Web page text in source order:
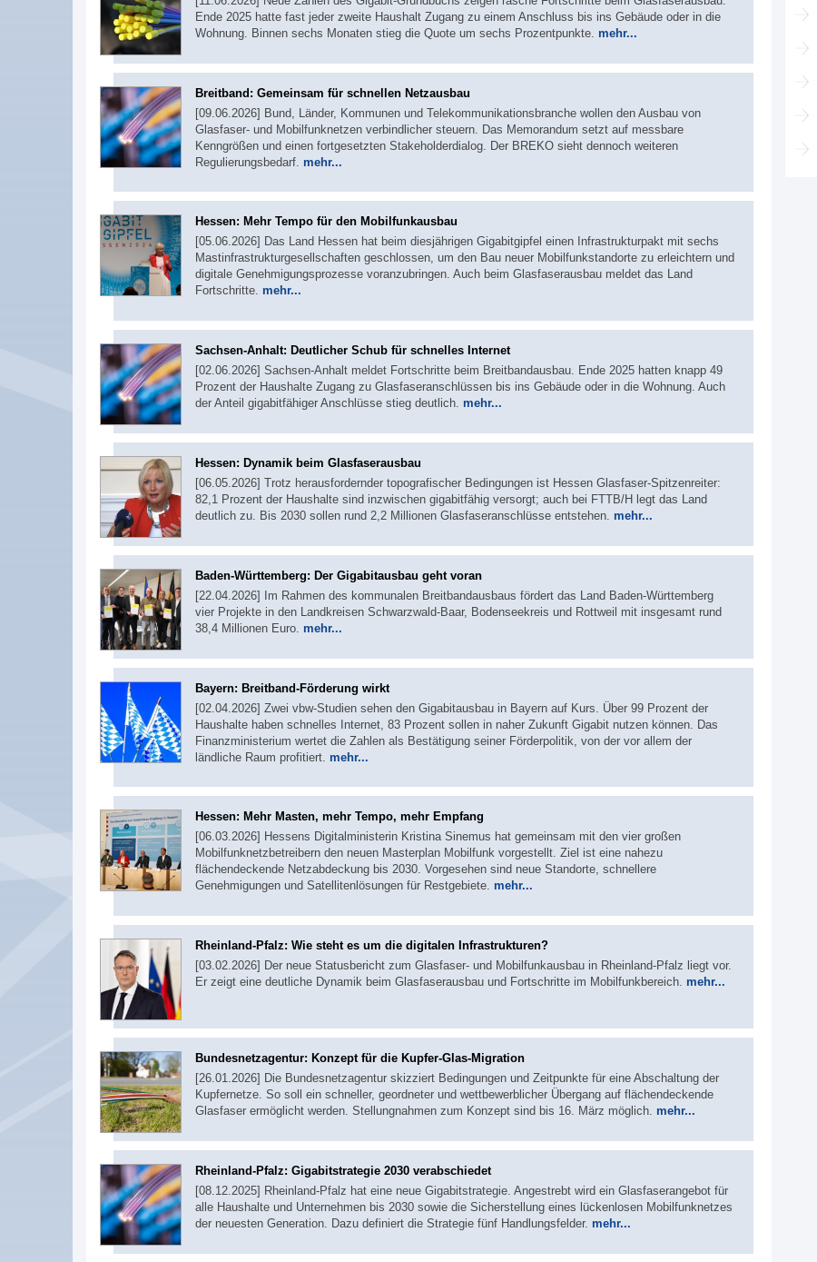
Ende 2025 hatte fast jeder zweite Haushalt Zugang zu einem Anschluss bis ins Gebäude oder in die
Wohnung. Binnen sechs Monaten stieg die Quote um sechs Prozentpunkte. mehr...
Breitband: Gemeinsam für schnellen Netzausbau
[09.06.2026] Bund, Länder, Kommunen und Telekommunikationsbranche wollen den Ausbau von
Glasfaser- und Mobilfunknetzen verbindlicher steuern. Das Memorandum setzt auf messbare
Kenngrößen und einen fortgesetzten Stakeholderdialog. Der BREKO sieht dennoch weiteren
Regulierungsbedarf. mehr...
Hessen: Mehr Tempo für den Mobilfunkausbau
[05.06.2026] Das Land Hessen hat beim diesjährigen Gigabitgipfel einen Infrastrukturpakt mit sechs
Mastinfrastrukturgesellschaften geschlossen, um den Bau neuer Mobilfunkstandorte zu erleichtern und
digitale Genehmigungsprozesse voranzubringen. Auch beim Glasfaserausbau meldet das Land
Fortschritte. mehr...
Sachsen-Anhalt: Deutlicher Schub für schnelles Internet
[02.06.2026] Sachsen-Anhalt meldet Fortschritte beim Breitbandausbau. Ende 2025 hatten knapp 49
Prozent der Haushalte Zugang zu Glasfaseranschlüssen bis ins Gebäude oder in die Wohnung. Auch
der Anteil gigabitfähiger Anschlüsse stieg deutlich. mehr...
Hessen: Dynamik beim Glasfaserausbau
[06.05.2026] Trotz herausfordernder topografischer Bedingungen ist Hessen Glasfaser-Spitzenreiter:
82,1 Prozent der Haushalte sind inzwischen gigabitfähig versorgt; auch bei FTTB/H legt das Land
deutlich zu. Bis 2030 sollen rund 2,2 Millionen Glasfaseranschlüsse entstehen. mehr...
Baden-Württemberg: Der Gigabitausbau geht voran
[22.04.2026] Im Rahmen des kommunalen Breitbandausbaus fördert das Land Baden-Württemberg
vier Projekte in den Landkreisen Schwarzwald-Baar, Bodenseekreis und Rottweil mit insgesamt rund
38,4 Millionen Euro. mehr...
Bayern: Breitband-Förderung wirkt
[02.04.2026] Zwei vbw-Studien sehen den Gigabitausbau in Bayern auf Kurs. Über 99 Prozent der
Haushalte haben schnelles Internet, 83 Prozent sollen in naher Zukunft Gigabit nutzen können. Das
Finanzministerium wertet die Zahlen als Bestätigung seiner Förderpolitik, von der vor allem der
ländliche Raum profitiert. mehr...
Hessen: Mehr Masten, mehr Tempo, mehr Empfang
[06.03.2026] Hessens Digitalministerin Kristina Sinemus hat gemeinsam mit den vier großen
Mobilfunknetzbetreibern den neuen Masterplan Mobilfunk vorgestellt. Ziel ist eine nahezu
flächendeckende Netzabdeckung bis 2030. Vorgesehen sind neue Standorte, schnellere
Genehmigungen und Satellitenlösungen für Restgebiete. mehr...
Rheinland-Pfalz: Wie steht es um die digitalen Infrastrukturen?
[03.02.2026] Der neue Statusbericht zum Glasfaser- und Mobilfunkausbau in Rheinland-Pfalz liegt vor.
Er zeigt eine deutliche Dynamik beim Glasfaserausbau und Fortschritte im Mobilfunkbereich. mehr...
Bundesnetzagentur: Konzept für die Kupfer-Glas-Migration
[26.01.2026] Die Bundesnetzagentur skizziert Bedingungen und Zeitpunkte für eine Abschaltung der
Kupfernetze. So soll ein schneller, geordneter und wettbewerblicher Übergang auf flächendeckende
Glasfaser ermöglicht werden. Stellungnahmen zum Konzept sind bis 16. März möglich. mehr...
Rheinland-Pfalz: Gigabitstrategie 2030 verabschiedet
[08.12.2025] Rheinland-Pfalz hat eine neue Gigabitstrategie. Angestrebt wird ein Glasfaserangebot für
alle Haushalte und Unternehmen bis 2030 sowie die Sicherstellung eines lückenlosen Mobilfunknetzes
der neuesten Generation. Dazu definiert die Strategie fünf Handlungsfelder. mehr...